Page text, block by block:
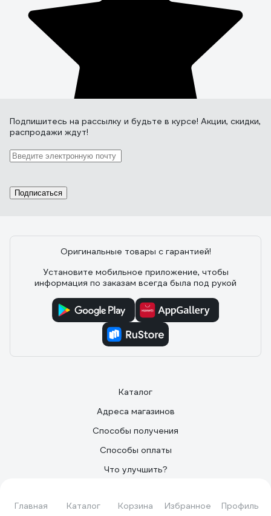
Главная Каталог Корзина Избранное Профиль
Подпишитесь на рассылку и будьте в курсе! Акции, скидки,
распродажи ждут!
Подписаться
Оригинальные товары с гарантией!
Установите мобильное приложение, чтобы
информация по заказам всегда была под рукой
Каталог
Адреса магазинов
Способы получения
Способы оплаты
Что улучшить?
О Компании